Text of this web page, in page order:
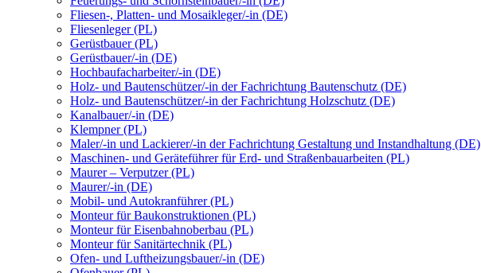
Fliesen-, Platten- und Mosaikleger/-in (DE)
Fliesenleger (PL)
Gerüstbauer (PL)
Gerüstbauer/-in (DE)
Hochbaufacharbeiter/-in (DE)
Holz- und Bautenschützer/-in der Fachrichtung Bautenschutz (DE)
Holz- und Bautenschützer/-in der Fachrichtung Holzschutz (DE)
Kanalbauer/-in (DE)
Klempner (PL)
Maler/-in und Lackierer/-in der Fachrichtung Gestaltung und Instandhaltung (DE)
Maschinen- und Geräteführer für Erd- und Straßenbauarbeiten (PL)
Maurer – Verputzer (PL)
Maurer/-in (DE)
Mobil- und Autokranführer (PL)
Monteur für Baukonstruktionen (PL)
Monteur für Eisenbahnoberbau (PL)
Monteur für Sanitärtechnik (PL)
Ofen- und Luftheizungsbauer/-in (DE)